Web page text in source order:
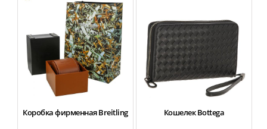
Коробка фирменная Breitling Кошелек Bottega